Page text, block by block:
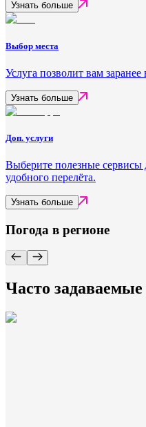
Узнать больше
Выбор места
Услуга позволит вам
Узнать больше
Доп. услуги
Выберите полезные сервисы
удобного перелёта.
Узнать больше
Погода в регионе
Часто